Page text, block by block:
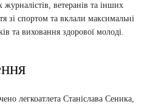
ветеранів та інших
зі спортом та вклали максимальні
та виховання здорової молоді.
легкоатлета Станіслава Сеника,